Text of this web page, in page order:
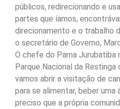
públicos, redirecionando e
partes que íamos,
direcionamento e o trabalho
o secretário de Governo,
O chefe do Parna Jurubatiba
Parque Nacional da
vamos abrir a visitação de
para se alimentar, beber uma
preciso que a própria